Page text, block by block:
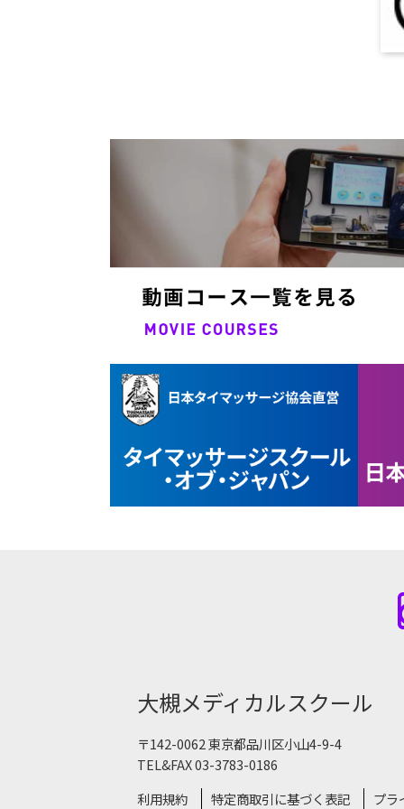
大槻メディカルスクール
〒142-0062 東京都品川区小山4-9-4
TEL&FAX 03-3783-0186
利用規約
特定商取引に基づく表記 プラ